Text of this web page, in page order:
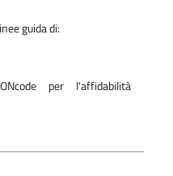
guida di:
per l'affidabilità